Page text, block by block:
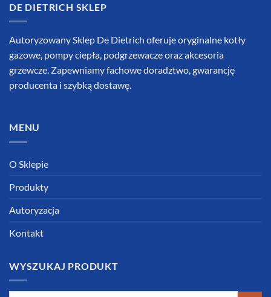
DE DIETRICH SKLEP
Autoryzowany Sklep De Dietrich oferuje oryginalne kotły
gazowe, pompy ciepła, podgrzewacze oraz akcesoria
grzewcze. Zapewniamy fachowe doradztwo, gwarancję
producenta i szybką dostawę.
MENU
O Sklepie
Produkty
Autoryzacja
Kontakt
WYSZUKAJ PRODUKT